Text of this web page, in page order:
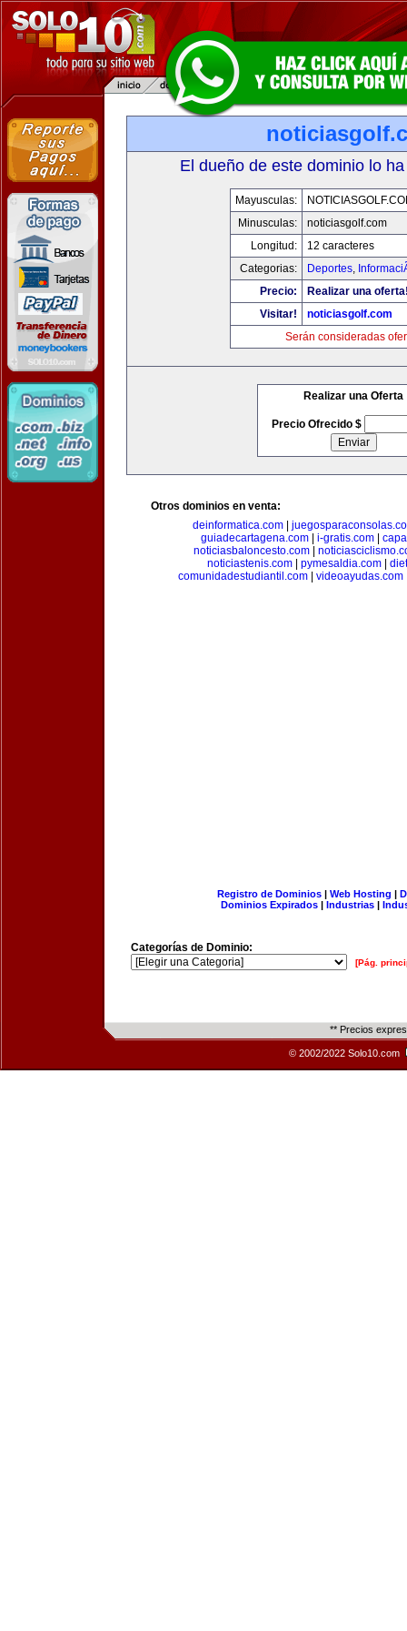
El dueño de este dominio lo
Mayusculas:
Minusculas:
noticiasgolf.com
Longitud:
12 caracteres
Categorias:
Deportes,
Precio:
Realizar una
Visitar!
noticiasgolf.com
Serán consideradas
Realizar una Oferta
Precio Ofrecido $
Otros dominios en venta:
deinformatica.com
guiadecartagena.com| i-gratis.com|
noticiasbaloncesto.com
noticiastenis.com
pymesaldia.com
comunidadestudiantil.com| videoayudas.com
Registro de Dominios| Web Hosting |
Dominios Expirados | Industrias |
Categorías de Dominio:
[Pág.
** Precios
© 2002/2022 Solo10.com